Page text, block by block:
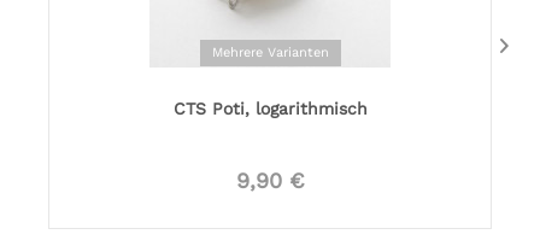
Mehrere Varianten
CTS Poti, logarithmisch
9,90 €